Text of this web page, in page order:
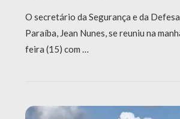
O secretário da Segurança e da
Paraíba, Jean Nunes, se reuniu na
feira (15) com …